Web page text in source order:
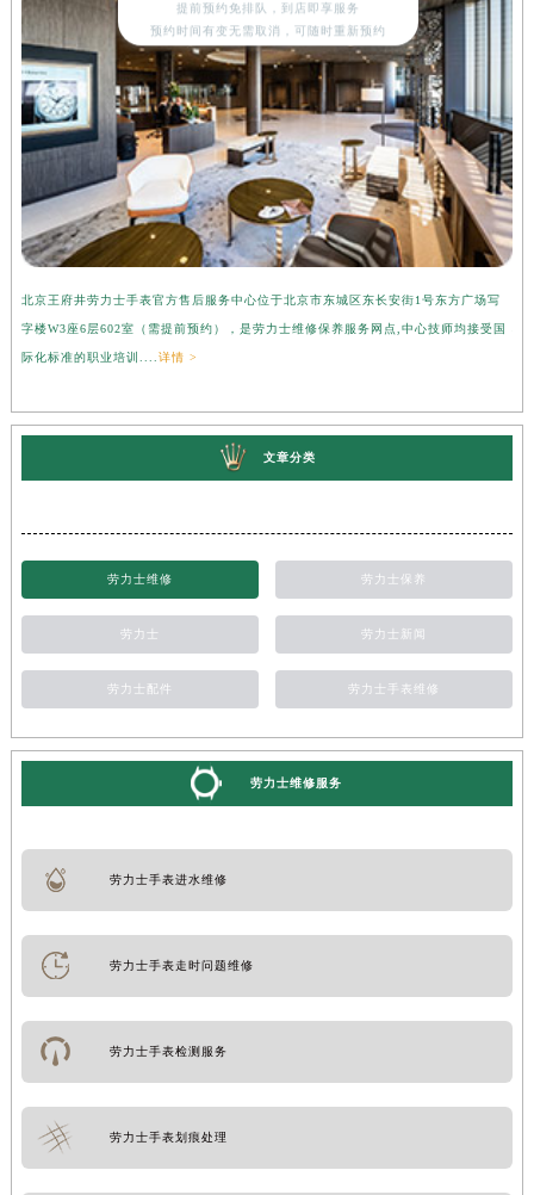
北京王府井劳力士手表官方售后服务中心位于北京市东城区东长安街1号东方广场写
字楼W3座6层602室（需提前预约），是劳力士维修保养服务网点,中心技师均接受国
际化标准的职业培训....详情 >
文章分类
劳力士维修 劳力士保养
劳力士 劳力士新闻
劳力士配件 劳力士手表维修
劳力士维修服务
劳力士手表进水维修
劳力士手表走时问题维修
劳力士手表检测服务
劳力士手表划痕处理
提前预约免排队，到店即享服务
预约时间有变无需取消，可随时重新预约